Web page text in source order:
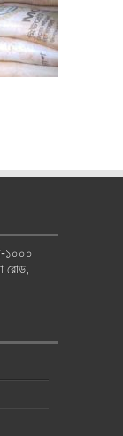
১০০০
রোড,